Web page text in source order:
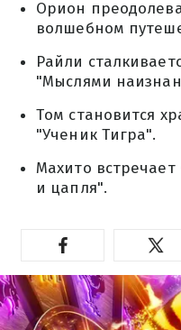
Орион
волшебном
Райли
"Мыслями
Том становится
"Ученик Тигра".
Махито
и цапля".